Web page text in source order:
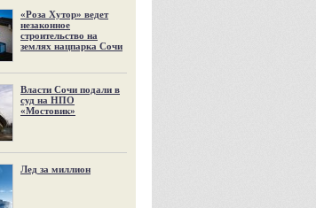
«Роза Хутор» ведет
незаконное
строительство на
землях нацпарка Сочи
Власти Сочи подали в
суд на НПО
«Мостовик»
Лед за миллион